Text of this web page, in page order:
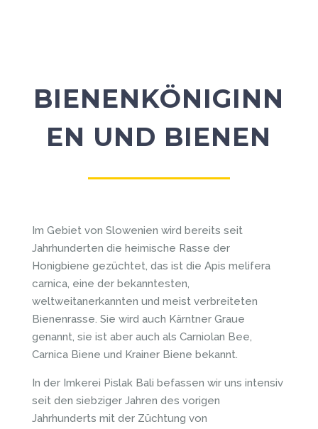
BIENENKÖNIGINN
EN UND BIENEN
Im Gebiet von Slowenien wird bereits seit
Jahrhunderten die heimische Rasse der
Honigbiene gezüchtet, das ist die Apis melifera
carnica, eine der bekanntesten,
weltweitanerkannten und meist verbreiteten
Bienenrasse. Sie wird auch Kärntner Graue
genannt, sie ist aber auch als Carniolan Bee,
Carnica Biene und Krainer Biene bekannt.
In der Imkerei Pislak Bali befassen wir uns intensiv
seit den siebziger Jahren des vorigen
Jahrhunderts mit der Züchtung von